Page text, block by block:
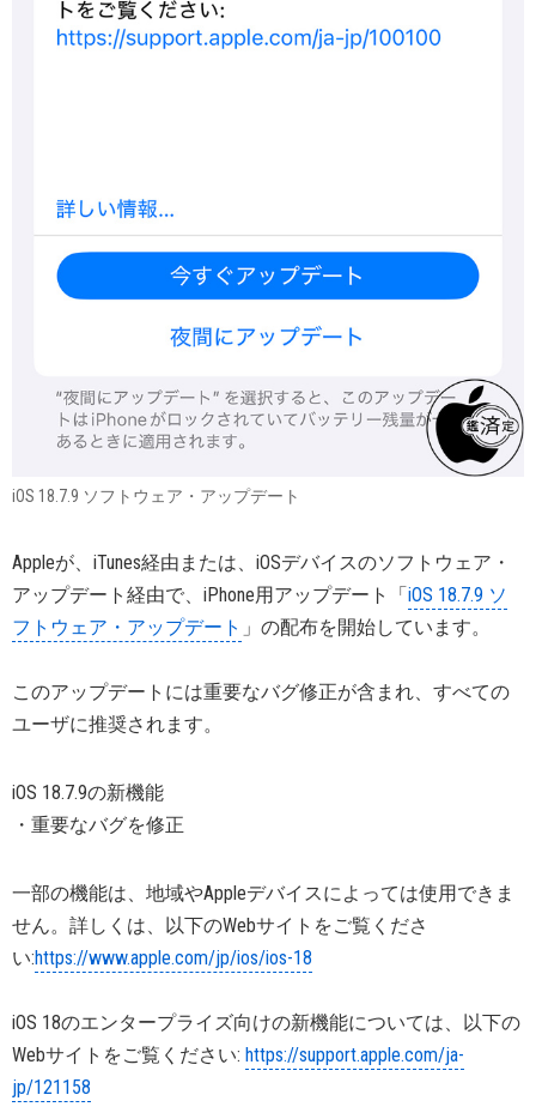
iOS 18.7.9 ソフトウェア・アップデート
Appleが、iTunes経由または、iOSデバイスのソフトウェア・
アップデート経由で、iPhone用アップデート「 iOS 18.7.9 ソ
フトウェア・アップデート 」の配布を開始しています。
このアップデートには重要なバグ修正が含まれ、すべての
ユーザに推奨されます。
iOS 18.7.9の新機能
・重要なバグを修正
一部の機能は、地域やAppleデバイスによっては使用できま
せん。詳しくは、以下のWebサイトをご覧くださ
い:https://www.apple.com/jp/ios/ios-18
iOS 18のエンタープライズ向けの新機能については、以下の
Webサイトをご覧ください: https://support.apple.com/ja-
jp/121158